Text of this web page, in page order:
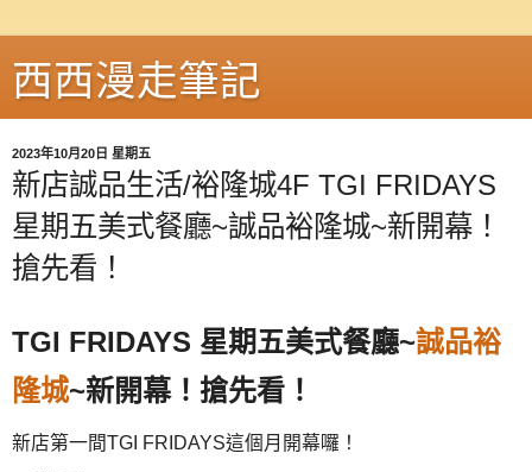
西西漫走筆記
2023年10月20日 星期五
新店誠品生活/裕隆城4F TGI FRIDAYS
星期五美式餐廳~誠品裕隆城~新開幕！
搶先看！
TGI FRIDAYS 星期五美式餐廳~誠品裕
隆城~新開幕！搶先看！
新店第一間TGI FRIDAYS這個月開幕囉！